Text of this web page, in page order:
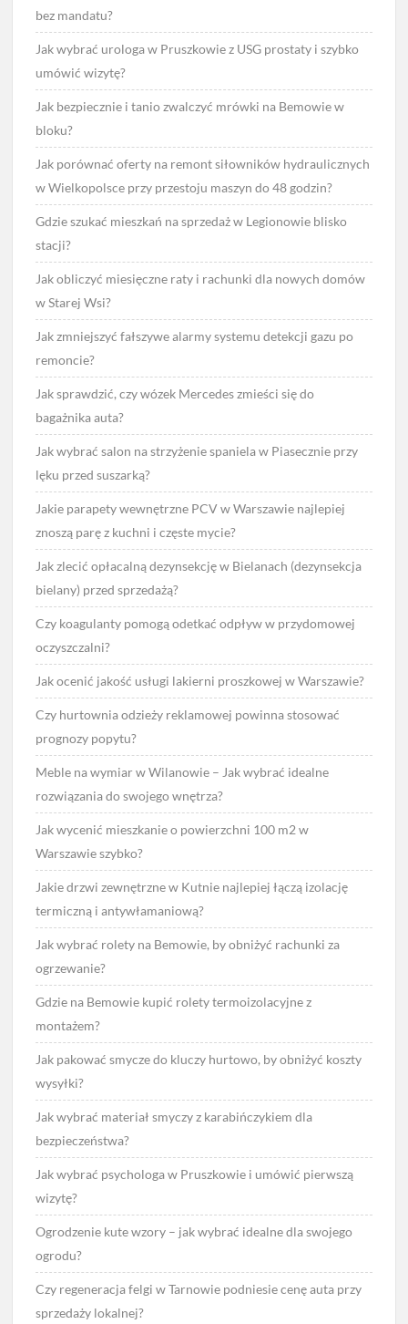
bez mandatu?
Jak wybrać urologa w Pruszkowie z USG prostaty i szybko
umówić wizytę?
Jak bezpiecznie i tanio zwalczyć mrówki na Bemowie w
bloku?
Jak porównać oferty na remont siłowników hydraulicznych
w Wielkopolsce przy przestoju maszyn do 48 godzin?
Gdzie szukać mieszkań na sprzedaż w Legionowie blisko
stacji?
Jak obliczyć miesięczne raty i rachunki dla nowych domów
w Starej Wsi?
Jak zmniejszyć fałszywe alarmy systemu detekcji gazu po
remoncie?
Jak sprawdzić, czy wózek Mercedes zmieści się do
bagażnika auta?
Jak wybrać salon na strzyżenie spaniela w Piasecznie przy
lęku przed suszarką?
Jakie parapety wewnętrzne PCV w Warszawie najlepiej
znoszą parę z kuchni i częste mycie?
Jak zlecić opłacalną dezynsekcję w Bielanach (dezynsekcja
bielany) przed sprzedażą?
Czy koagulanty pomogą odetkać odpływ w przydomowej
oczyszczalni?
Jak ocenić jakość usługi lakierni proszkowej w Warszawie?
Czy hurtownia odzieży reklamowej powinna stosować
prognozy popytu?
Meble na wymiar w Wilanowie – Jak wybrać idealne
rozwiązania do swojego wnętrza?
Jak wycenić mieszkanie o powierzchni 100 m2 w
Warszawie szybko?
Jakie drzwi zewnętrzne w Kutnie najlepiej łączą izolację
termiczną i antywłamaniową?
Jak wybrać rolety na Bemowie, by obniżyć rachunki za
ogrzewanie?
Gdzie na Bemowie kupić rolety termoizolacyjne z
montażem?
Jak pakować smycze do kluczy hurtowo, by obniżyć koszty
wysyłki?
Jak wybrać materiał smyczy z karabińczykiem dla
bezpieczeństwa?
Jak wybrać psychologa w Pruszkowie i umówić pierwszą
wizytę?
Ogrodzenie kute wzory – jak wybrać idealne dla swojego
ogrodu?
Czy regeneracja felgi w Tarnowie podniesie cenę auta przy
sprzedaży lokalnej?